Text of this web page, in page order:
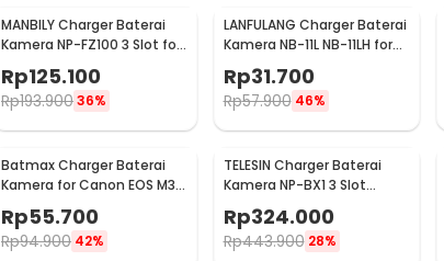
MANBILY Charger Baterai
Kamera NP-FZ100 3 Slot for
FZ100
Rp125.100
Rp193.90036%
LANFULANG Charger Baterai
Kamera NB-11L NB-11LH for
Canon IXUS IXY - LF1
Rp31.700
Rp57.900 46%
Batmax Charger Baterai
Kamera for Canon EOS M3
Rp55.700
Rp94.900 42%
TELESIN Charger Baterai
Kamera NP-BX1 3 Slot
dengan 2 PCS Baterai Sony
- CMR-001
Rp324.000
Rp443.900 28%